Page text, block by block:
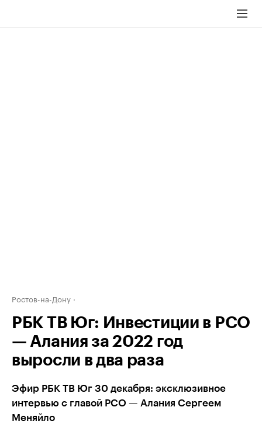
Ростов-на-Дону
РБК ТВ Юг: Инвестиции в РСО
— Алания за 2022 год
выросли в два раза
Эфир РБК ТВ Юг 30 декабря: эксклюзивное
интервью с главой РСО — Алания Сергеем
Меняйло